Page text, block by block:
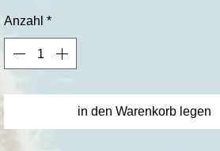
Anzahl *
in den Warenkorb legen